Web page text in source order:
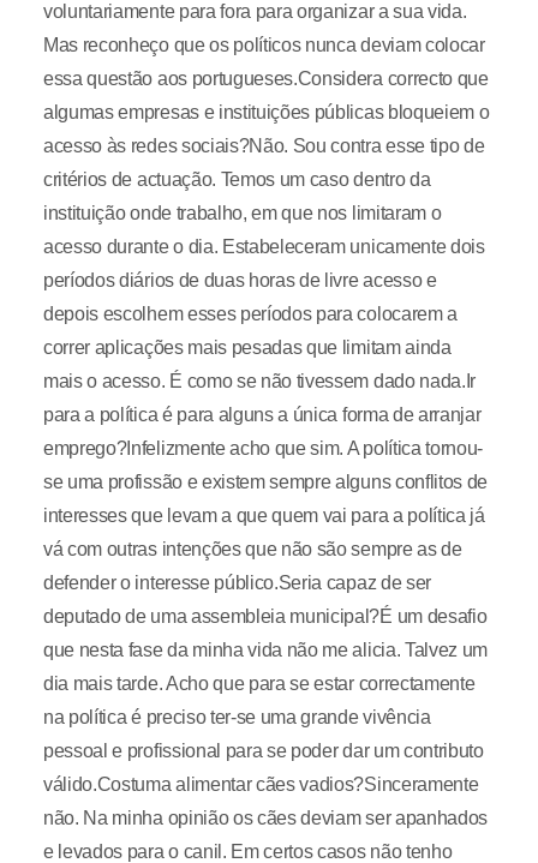
voluntariamente para fora para organizar a sua vida.
Mas reconheço que os políticos nunca deviam colocar
essa questão aos portugueses.Considera correcto que
algumas empresas e instituições públicas bloqueiem o
acesso às redes sociais?Não. Sou contra esse tipo de
critérios de actuação. Temos um caso dentro da
instituição onde trabalho, em que nos limitaram o
acesso durante o dia. Estabeleceram unicamente dois
períodos diários de duas horas de livre acesso e
depois escolhem esses períodos para colocarem a
correr aplicações mais pesadas que limitam ainda
mais o acesso. É como se não tivessem dado nada.Ir
para a política é para alguns a única forma de arranjar
emprego?Infelizmente acho que sim. A política tornou-
se uma profissão e existem sempre alguns conflitos de
interesses que levam a que quem vai para a política já
vá com outras intenções que não são sempre as de
defender o interesse público.Seria capaz de ser
deputado de uma assembleia municipal?É um desafio
que nesta fase da minha vida não me alicia. Talvez um
dia mais tarde. Acho que para se estar correctamente
na política é preciso ter-se uma grande vivência
pessoal e profissional para se poder dar um contributo
válido.Costuma alimentar cães vadios?Sinceramente
não. Na minha opinião os cães deviam ser apanhados
e levados para o canil. Em certos casos não tenho